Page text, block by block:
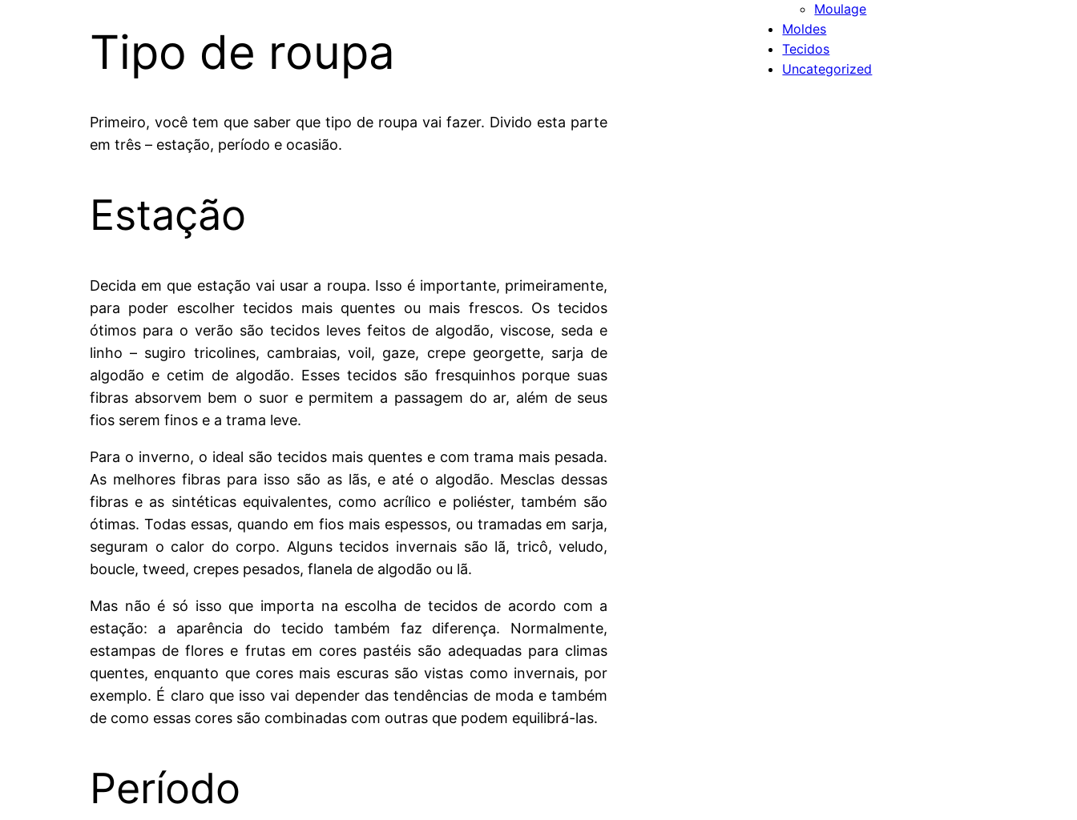
Tipo de roupa
Primeiro, você tem que saber que tipo de roupa vai fazer. Divido esta parte
em três – estação, período e ocasião.
Estação
Decida em que estação vai usar a roupa. Isso é importante, primeiramente,
para poder escolher tecidos mais quentes ou mais frescos. Os tecidos
ótimos para o verão são tecidos leves feitos de algodão, viscose, seda e
linho – sugiro tricolines, cambraias, voil, gaze, crepe georgette, sarja de
algodão e cetim de algodão. Esses tecidos são fresquinhos porque suas
fibras absorvem bem o suor e permitem a passagem do ar, além de seus
fios serem finos e a trama leve.
Para o inverno, o ideal são tecidos mais quentes e com trama mais pesada.
As melhores fibras para isso são as lãs, e até o algodão. Mesclas dessas
fibras e as sintéticas equivalentes, como acrílico e poliéster, também são
ótimas. Todas essas, quando em fios mais espessos, ou tramadas em sarja,
seguram o calor do corpo. Alguns tecidos invernais são lã, tricô, veludo,
boucle, tweed, crepes pesados, flanela de algodão ou lã.
Mas não é só isso que importa na escolha de tecidos de acordo com a
estação: a aparência do tecido também faz diferença. Normalmente,
estampas de flores e frutas em cores pastéis são adequadas para climas
quentes, enquanto que cores mais escuras são vistas como invernais, por
exemplo. É claro que isso vai depender das tendências de moda e também
de como essas cores são combinadas com outras que podem equilibrá-las.
Período
Moulage
Moldes
Tecidos
Uncategorized